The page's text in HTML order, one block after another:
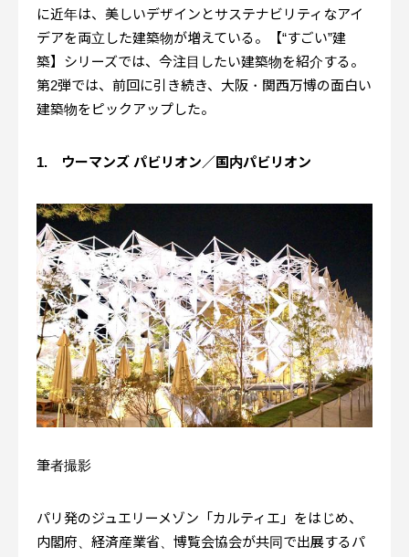
に近年は、美しいデザインとサステナビリティなアイ
デアを両立した建築物が増えている。【“すごい”建
築】シリーズでは、今注目したい建築物を紹介する。
第2弾では、前回に引き続き、大阪・関西万博の面白い
建築物をピックアップした。
1. ウーマンズ パビリオン／国内パビリオン
筆者撮影
パリ発のジュエリーメゾン「カルティエ」をはじめ、
内閣府、経済産業省、博覧会協会が共同で出展するパ